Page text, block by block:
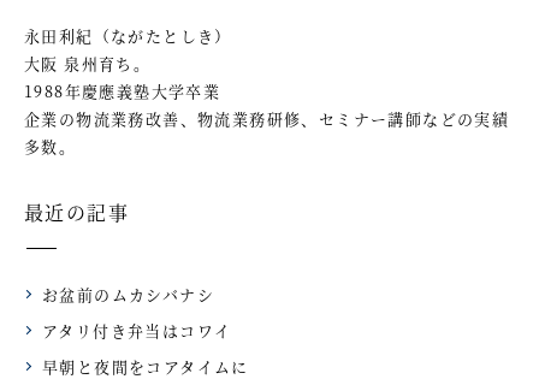
永田利紀（ながたとしき）
大阪 泉州育ち。
1988年慶應義塾大学卒業
企業の物流業務改善、物流業務研修、セミナー講師などの実績
多数。
最近の記事
お盆前のムカシバナシ
アタリ付き弁当はコワイ
早朝と夜間をコアタイムに